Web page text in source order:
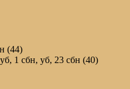
(44)
1 сбн, уб, 23 сбн (40)